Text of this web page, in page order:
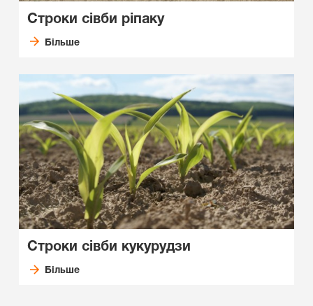
Строки сівби ріпаку
Більше
Строки сівби кукурудзи
Більше